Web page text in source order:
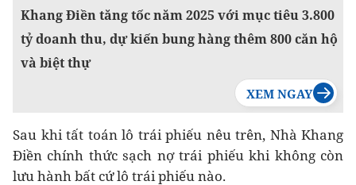
Khang Điền tăng tốc năm 2025 với mục tiêu 3.800
tỷ doanh thu, dự kiến bung hàng thêm 800 căn hộ
và biệt thự
Sau khi tất toán lô trái phiếu nêu trên, Nhà Khang
Điền chính thức sạch nợ trái phiếu khi không còn
lưu hành bất cứ lô trái phiếu nào.